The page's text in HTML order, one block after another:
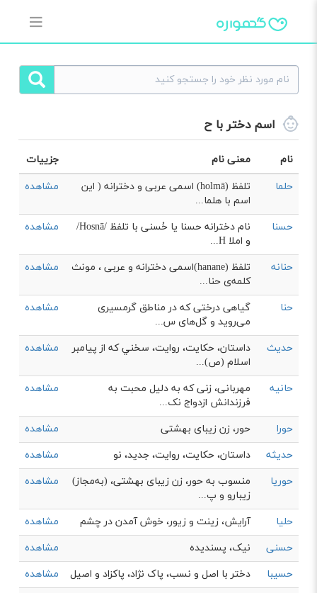
اسم دختر با ح
نام معنی نام
جزییات
حلما
تلفظ (holmā) اسمی عربی و دخترانه ( این
اسم با هلما...
مشاهده
حسنا
نام دخترانه حسنا یا حُسنی با تلفظ /Hosnā/
و املا H...
مشاهده
حنانه
تلفظ (hanane)اسمی دخترانه و عربی ، مونث
کلمه‌ی حنا...
مشاهده
حنا
گیاهی درختی که در مناطق گرمسیری
می‌روید و گل‌های س...
مشاهده
حدیث
داستان، حکایت، روایت، سخني كه از پيامبر
اسلام (ص)...
مشاهده
حانیه
مهربانی، زنی که به دلیل محبت به
فرزندانش ازدواج نک...
مشاهده
حورا حور، زن زیبای بهشتی
مشاهده
حدیثه
داستان، حکایت، روایت، جدید، نو
مشاهده
حوریا
منسوب به حور، زن زیبای بهشتی، (به‌مجاز)
زیبارو و پ...
مشاهده
حلیا آرایش، زینت و زیور، خوش آمدن در چشم
مشاهده
حسنی
نیک، پسندیده
مشاهده
حسیبا
دختر با اصل و نسب، پاک نژاد، پاکزاد و اصیل
مشاهده